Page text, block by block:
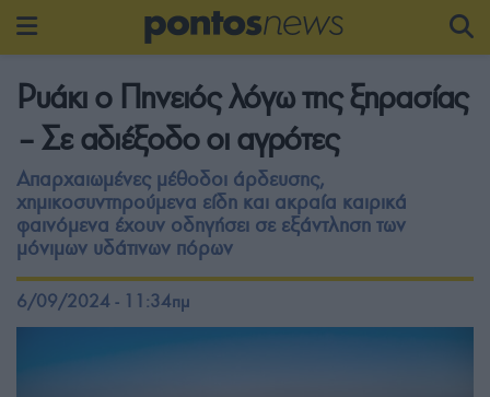
Ρυάκι ο Πηνειός λόγω της ξηρασίας
– Σε αδιέξοδο οι αγρότες
Απαρχαιωμένες μέθοδοι άρδευσης,
χημικοσυντηρούμενα είδη και ακραία καιρικά
φαινόμενα έχουν οδηγήσει σε εξάντληση των
μόνιμων υδάτινων πόρων
6/09/2024 - 11:34πμ